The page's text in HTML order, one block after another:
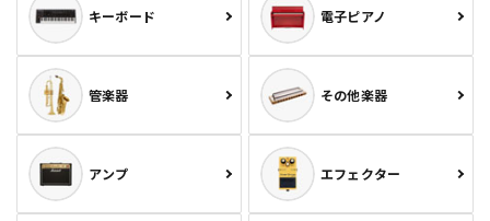
キーボード 電子ピアノ
管楽器 その他楽器
アンプ エフェクター